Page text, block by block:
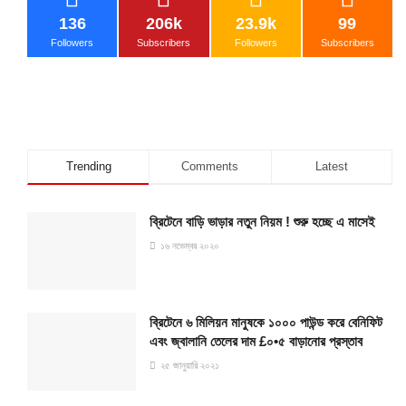
136
Followers
206k
Subscribers
23.9k
Followers
99
Subscribers
Trending Comments Latest
ব্রিটেনে বাড়ি ভাড়ার নতুন নিয়ম ! শুরু হচ্ছে এ মাসেই
১৬ নভেম্বর ২০২০
ব্রিটেনে ৬ মিলিয়ন মানুষকে ১০০০ পাউন্ড করে বেনিফিট
এবং জ্বালানি তেলের দাম £০•৫ বাড়ানোর প্রস্তাব
২৫ জানুয়ারি ২০২১